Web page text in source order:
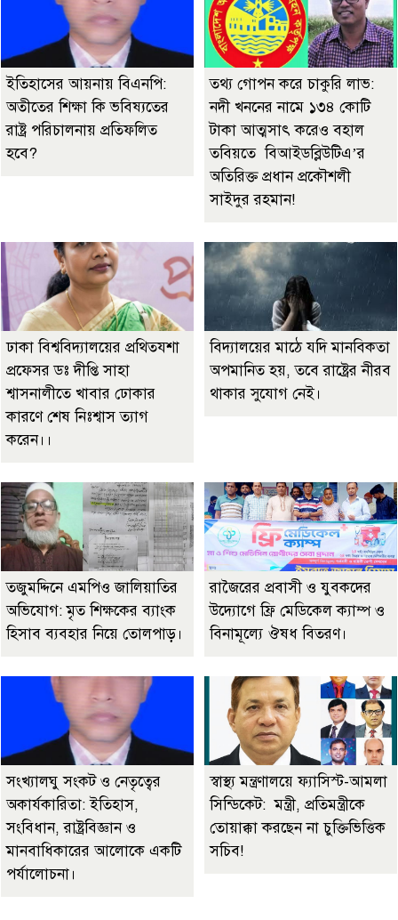
ইতিহাসের আয়নায় বিএনপি:
অতীতের শিক্ষা কি ভবিষ্যতের
রাষ্ট্র পরিচালনায় প্রতিফলিত
হবে?
তথ্য গোপন করে চাকুরি লাভ:
নদী খননের নামে ১৩৪ কোটি
টাকা আত্মসাৎ করেও বহাল
তবিয়তে বিআইডব্লিউটিএ’র
অতিরিক্ত প্রধান প্রকৌশলী
সাইদুর রহমান!
ঢাকা বিশ্ববিদ্যালয়ের প্রথিতযশা
প্রফেসর ডঃ দীপ্তি সাহা
শ্বাসনালীতে খাবার ঢোকার
কারণে শেষ নিঃশ্বাস ত্যাগ
করেন।।
বিদ্যালয়ের মাঠে যদি মানবিকতা
অপমানিত হয়, তবে রাষ্ট্রের নীরব
থাকার সুযোগ নেই।
তজুমদ্দিনে এমপিও জালিয়াতির
অভিযোগ: মৃত শিক্ষকের ব্যাংক
হিসাব ব্যবহার নিয়ে তোলপাড়।
রাজৈরের‌ প্রবাসী ও যুবকদের
উদ্যোগে ফ্রি মেডিকেল ক্যাম্প ও
বিনামূল্যে ঔষধ বিতরণ।
সংখ্যালঘু সংকট ও নেতৃত্বের
অকার্যকারিতা: ইতিহাস,
সংবিধান, রাষ্ট্রবিজ্ঞান ও
মানবাধিকারের আলোকে একটি
পর্যালোচনা।
স্বাস্থ্য মন্ত্রণালয়ে ফ্যাসিস্ট-আমলা
সিন্ডিকেট: মন্ত্রী, প্রতিমন্ত্রীকে
তোয়াক্কা করছেন না চুক্তিভিত্তিক
সচিব!